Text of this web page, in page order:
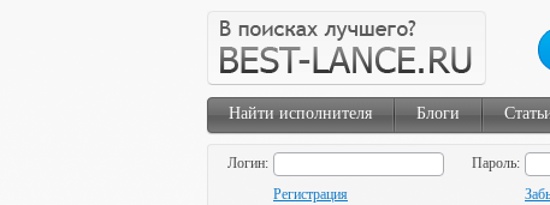
Найти исполнителя Блоги
Логин:
Пароль:
Регистрация